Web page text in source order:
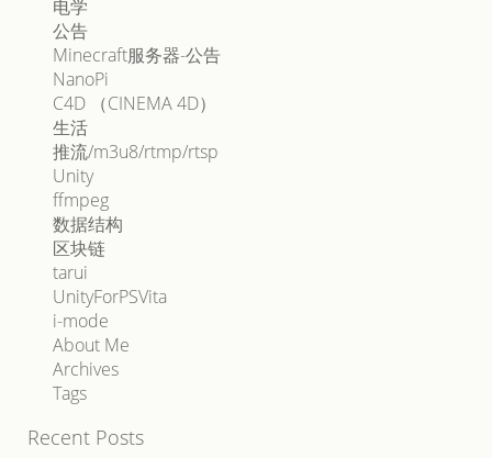
电学
公告
Minecraft服务器-公告
NanoPi
C4D （CINEMA 4D）
生活
推流/m3u8/rtmp/rtsp
Unity
ffmpeg
数据结构
区块链
tarui
UnityForPSVita
i-mode
About Me
Archives
Tags
Recent Posts